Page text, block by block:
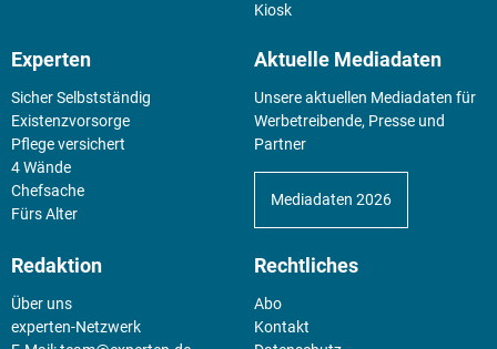
Kiosk
Experten
Sicher Selbstständig
Existenz­vorsorge
Pflege versichert
4 Wände
Chefsache
Fürs Alter
Aktuelle Mediadaten
Unsere aktuellen Mediadaten für
Werbetreibende, Presse und
Partner
Mediadaten 2026
Redaktion
Über uns
experten-Netzwerk
Rechtliches
Abo
Kontakt